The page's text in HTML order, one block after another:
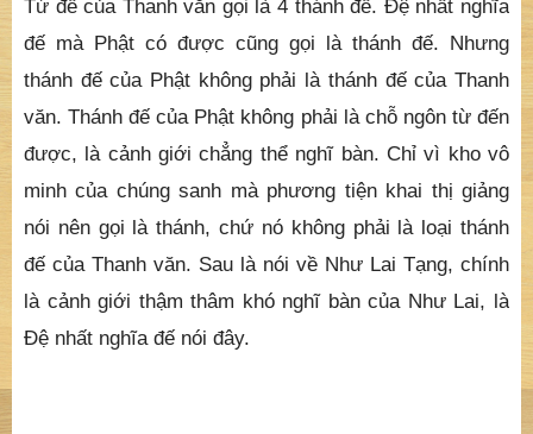
Tứ đế của Thanh văn gọi là 4 thánh đế. Đệ nhất nghĩa
đế mà Phật có được cũng gọi là thánh đế. Nhưng
thánh đế của Phật không phải là thánh đế của Thanh
văn. Thánh đế của Phật không phải là chỗ ngôn từ đến
được, là cảnh giới chẳng thể nghĩ bàn. Chỉ vì kho vô
minh của chúng sanh mà phương tiện khai thị giảng
nói nên gọi là thánh, chứ nó không phải là loại thánh
đế của Thanh văn. Sau là nói về Như Lai Tạng, chính
là cảnh giới thậm thâm khó nghĩ bàn của Như Lai, là
Đệ nhất nghĩa đế nói đây.